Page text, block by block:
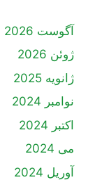
آگوست 2026
ژوئن 2026
ژانویه 2025
نوامبر 2024
اکتبر 2024
می 2024
آوریل 2024